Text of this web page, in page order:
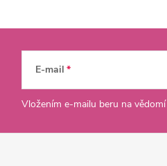
E-mail
Vložením e-mailu beru na vědomí